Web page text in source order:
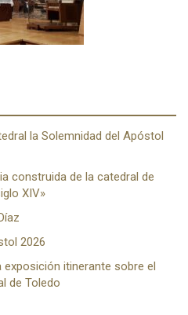
la Solemnidad del Apóstol
construida de la catedral de
XIV»
2026
exposición itinerante sobre el
de Toledo